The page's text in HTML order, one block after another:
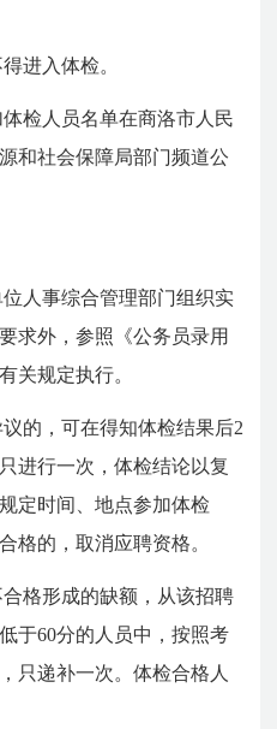
进入体检。
检人员名单在商洛市人民
和社会保障局部门频道公
人事综合管理部门组织实
求外，参照《公务员录用
关规定执行。
的，可在得知体检结果后2
进行一次，体检结论以复
定时间、地点参加体检
格的，取消应聘资格。
格形成的缺额，从该招聘
于60分的人员中，按照考
只递补一次。体检合格人